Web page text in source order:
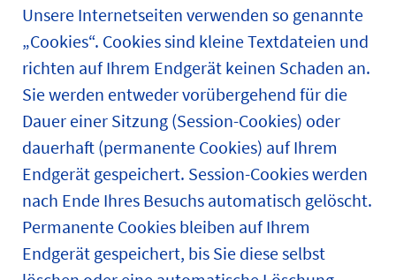
Unsere Internetseiten verwenden so genannte
„Cookies“. Cookies sind kleine Textdateien und
richten auf Ihrem Endgerät keinen Schaden an.
Sie werden entweder vorübergehend für die
Dauer einer Sitzung (Session-Cookies) oder
dauerhaft (permanente Cookies) auf Ihrem
Endgerät gespeichert. Session-Cookies werden
nach Ende Ihres Besuchs automatisch gelöscht.
Permanente Cookies bleiben auf Ihrem
Endgerät gespeichert, bis Sie diese selbst